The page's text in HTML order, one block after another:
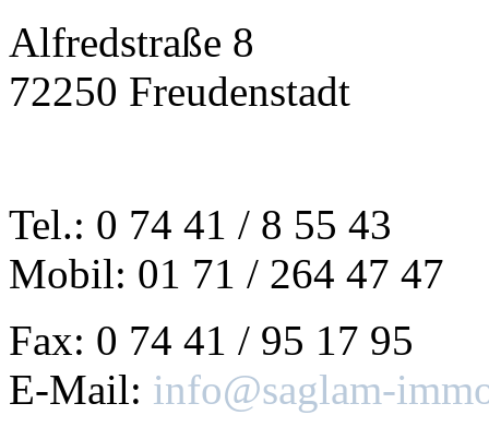
Alfredstraße 8
72250 Freudenstadt
Tel.: 0 74 41 / 8 55 43
Mobil: 01 71 / 264 47 47
Fax: 0 74 41 / 95 17 95
E-Mail: info@saglam-